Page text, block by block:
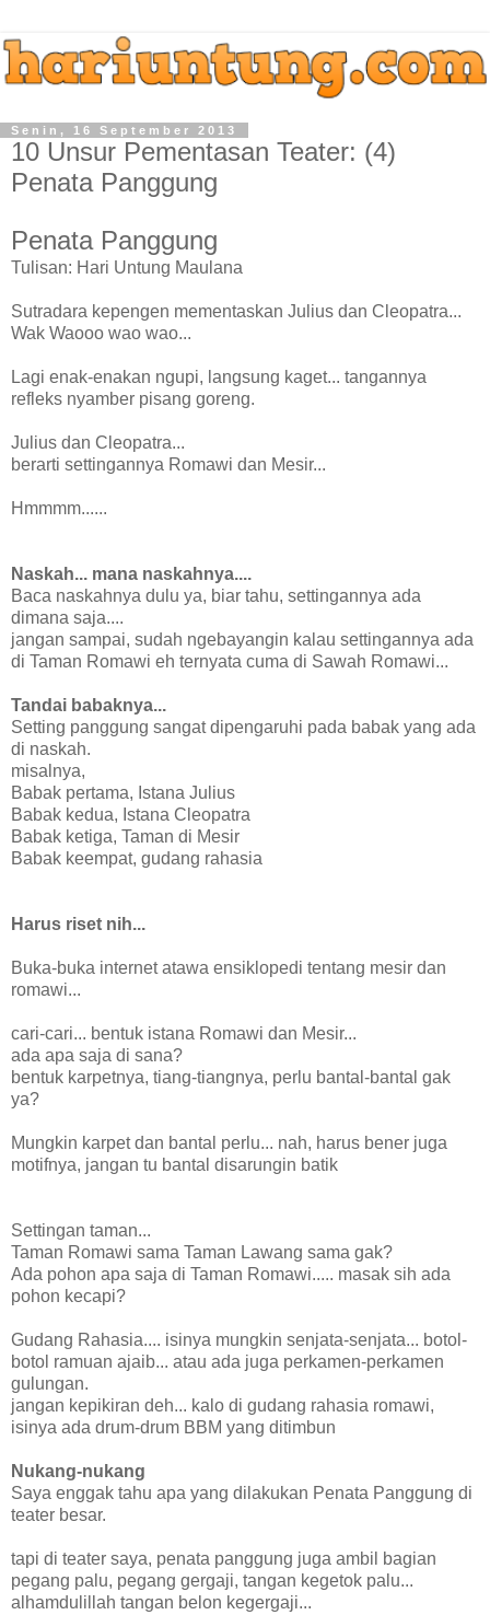
Senin, 16 September 2013
10 Unsur Pementasan Teater: (4)
Penata Panggung
Penata Panggung
Tulisan: Hari Untung Maulana
Sutradara kepengen mementaskan Julius dan Cleopatra...
Wak Waooo wao wao...
Lagi enak-enakan ngupi, langsung kaget... tangannya
refleks nyamber pisang goreng.
Julius dan Cleopatra...
berarti settingannya Romawi dan Mesir...
Hmmmm......
Naskah... mana naskahnya....
Baca naskahnya dulu ya, biar tahu, settingannya ada
dimana saja....
jangan sampai, sudah ngebayangin kalau settingannya ada
di Taman Romawi eh ternyata cuma di Sawah Romawi...
Tandai babaknya...
Setting panggung sangat dipengaruhi pada babak yang ada
di naskah.
misalnya,
Babak pertama, Istana Julius
Babak kedua, Istana Cleopatra
Babak ketiga, Taman di Mesir
Babak keempat, gudang rahasia
Harus riset nih...
Buka-buka internet atawa ensiklopedi tentang mesir dan
romawi...
cari-cari... bentuk istana Romawi dan Mesir...
ada apa saja di sana?
bentuk karpetnya, tiang-tiangnya, perlu bantal-bantal gak
ya?
Mungkin karpet dan bantal perlu... nah, harus bener juga
motifnya, jangan tu bantal disarungin batik
Settingan taman...
Taman Romawi sama Taman Lawang sama gak?
Ada pohon apa saja di Taman Romawi..... masak sih ada
pohon kecapi?
Gudang Rahasia.... isinya mungkin senjata-senjata... botol-
botol ramuan ajaib... atau ada juga perkamen-perkamen
gulungan.
jangan kepikiran deh... kalo di gudang rahasia romawi,
isinya ada drum-drum BBM yang ditimbun
Nukang-nukang
Saya enggak tahu apa yang dilakukan Penata Panggung di
teater besar.
tapi di teater saya, penata panggung juga ambil bagian
pegang palu, pegang gergaji, tangan kegetok palu...
alhamdulillah tangan belon kegergaji...